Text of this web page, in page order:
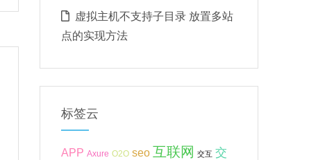
虚拟主机不支持子目录 放置多站
点的实现方法
标签云
APP Axure O2O seo 互联网 交互 交